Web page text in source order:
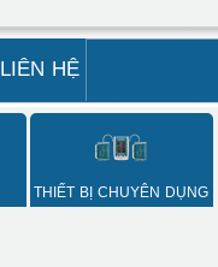
LIÊN HỆ
THIẾT BỊ CHUYÊN DỤNG